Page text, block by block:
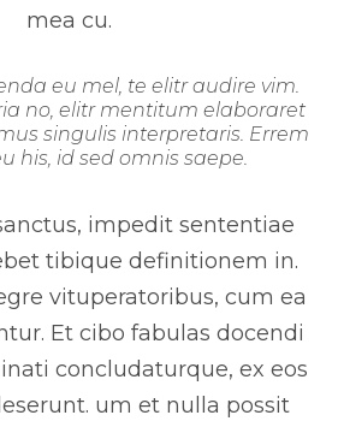
mea cu.
eu mel, te elitr audire vim.
no, elitr mentitum elaboraret
singulis interpretaris. Errem
his, id sed omnis saepe.
impedit sententiae
tibique definitionem in.
vituperatoribus, cum ea
Et cibo fabulas docendi
concludaturque, ex eos
um et nulla possit